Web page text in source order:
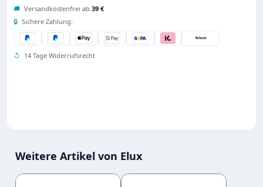
🚚 Versandkostenfrei ab 39 €
🔒 Sichere Zahlung:
↺ 14 Tage Widerrufsrecht
Weitere Artikel von Elux
Produktgalerie überspringen